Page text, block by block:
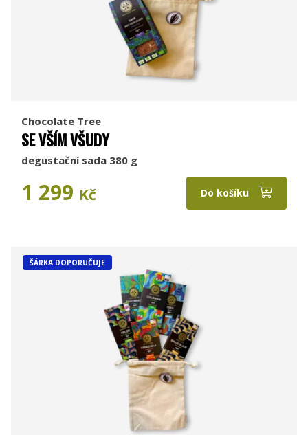
Chocolate Tree
SE VŠÍM VŠUDY
degustační sada 380 g
1 299 Kč Do košíku
ŠÁRKA DOPORUČUJE